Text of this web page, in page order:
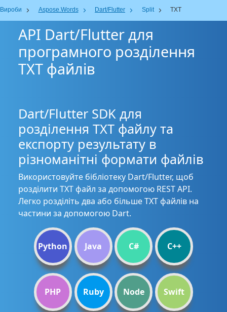
Вироби Aspose.Words Dart/Flutter Split TXT
API Dart/Flutter для
програмного розділення
TXT файлів
Dart/Flutter SDK для
розділення TXT файлу та
експорту результату в
різноманітні формати файлів
Використовуйте бібліотеку Dart/Flutter, щоб
розділити TXT файл за допомогою REST API.
Легко розділіть два або більше TXT файлів на
частини за допомогою Dart.
Python Java C# C++
PHP Ruby Node Swift